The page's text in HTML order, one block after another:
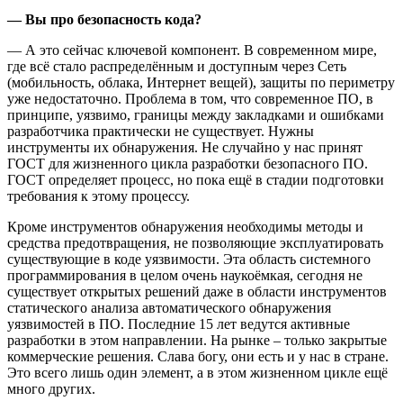
— Вы про безопасность кода?
— А это сейчас ключевой компонент. В современном мире,
где всё стало распределённым и доступным через Сеть
(мобильность, облака, Интернет вещей), защиты по периметру
уже недостаточно. Проблема в том, что современное ПО, в
принципе, уязвимо, границы между закладками и ошибками
разработчика практически не существует. Нужны
инструменты их обнаружения. Не случайно у нас принят
ГОСТ для жизненного цикла разработки безопасного ПО.
ГОСТ определяет процесс, но пока ещё в стадии подготовки
требования к этому процессу.
Кроме инструментов обнаружения необходимы методы и
средства предотвращения, не позволяющие эксплуатировать
существующие в коде уязвимости. Эта область системного
программирования в целом очень наукоёмкая, сегодня не
существует открытых решений даже в области инструментов
статического анализа автоматического обнаружения
уязвимостей в ПО. Последние 15 лет ведутся активные
разработки в этом направлении. На рынке – только закрытые
коммерческие решения. Слава богу, они есть и у нас в стране.
Это всего лишь один элемент, а в этом жизненном цикле ещё
много других.